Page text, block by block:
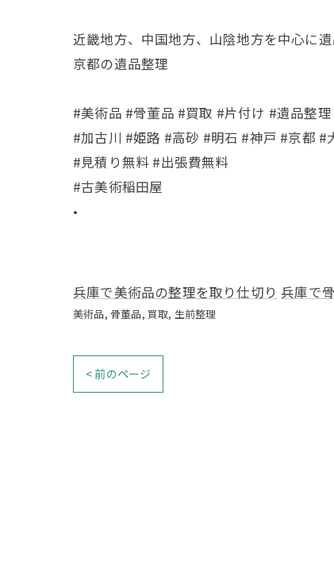
近畿地方、中国地方、山陰地方を中心に
京都の遺品整理
#美術品 #骨董品 #買取 #片付け #遺品整
#加古川 #姫路 #高砂 #明石 #神戸 #京都 #
#見積り無料 #出張費無料
#古美術稲田屋
•
兵庫で美術品の整理を取り仕切り 兵庫で
美術品 骨董品 買取 生前整理
< 前のページ